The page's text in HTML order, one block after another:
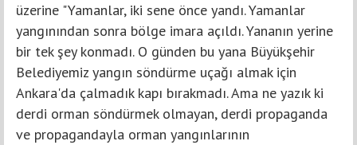
üzerine "Yamanlar, iki sene önce yandı. Yamanlar
yangınından sonra bölge imara açıldı. Yananın yerine
bir tek şey konmadı. O günden bu yana Büyükşehir
Belediyemiz yangın söndürme uçağı almak için
Ankara'da çalmadık kapı bırakmadı. Ama ne yazık ki
derdi orman söndürmek olmayan, derdi propaganda
ve propagandayla orman yangınlarının